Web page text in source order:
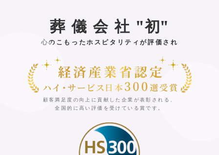
葬儀会社 "初"
心のこもったホスピタリティが評価され
顧客満足度の向上に貢献した企業が表彰される、
全国的に高い評価を受けている賞です。